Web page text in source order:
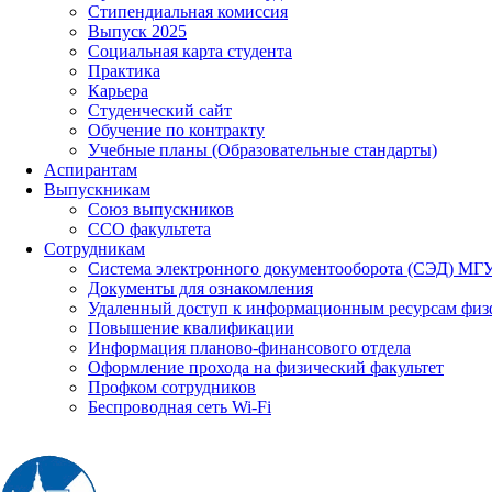
Стипендиальная комиссия
Выпуск 2025
Социальная карта студента
Практика
Карьера
Студенческий сайт
Обучение по контракту
Учебные планы (Образовательные стандарты)
Аспирантам
Выпускникам
Союз выпускников
ССО факультета
Сотрудникам
Система электронного документооборота (СЭД)
Документы для ознакомления
Удаленный доступ к информационным ресурсам
Повышение квалификации
Информация планово-финансового отдела
Оформление прохода на физический факультет
Профком сотрудников
Беспроводная сеть Wi-Fi